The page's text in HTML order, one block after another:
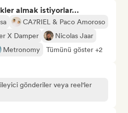
almak istiyorlar…
CA7RIEL & Paco Amoroso
X Damper
Nicolas Jaar
Metronomy Tümünü göster +2
gönderiler veya reel'ler